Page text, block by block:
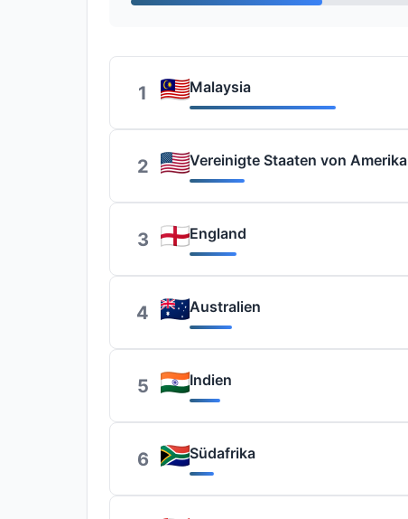
1 Malaysia
2 Vereinigte Staaten von Amerika
3 England
4 Australien
5 Indien
6 Südafrika